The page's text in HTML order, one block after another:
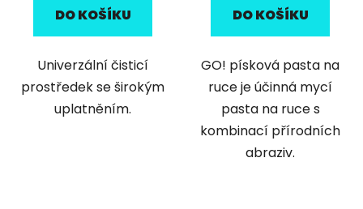
DO KOŠÍKU
Univerzální čisticí
prostředek se širokým
uplatněním.
DO KOŠÍKU
GO! písková pasta na
ruce je účinná mycí
pasta na ruce s
kombinací přírodních
abraziv.